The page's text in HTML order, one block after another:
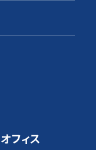
フィス